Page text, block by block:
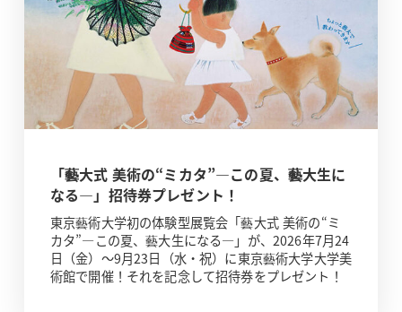
「藝大式 美術の“ミカタ”―この夏、藝大生に
なる―」招待券プレゼント！
東京藝術大学初の体験型展覧会「藝大式 美術の“ミ
カタ”―この夏、藝大生になる―」が、2026年7月24
日（金）～9月23日（水・祝）に東京藝術大学大学美
術館で開催！それを記念して招待券をプレゼント！